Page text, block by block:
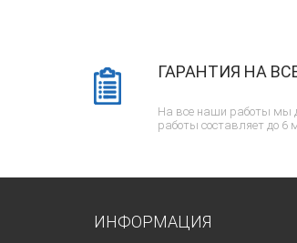
ГАРАНТИЯ НА
На все наши работы мы
работы составляет до 6
ИНФОРМАЦИЯ